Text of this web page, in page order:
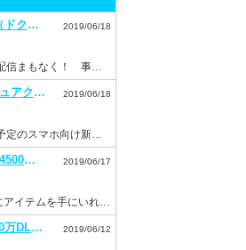
『Dr. Mario World（ドクターマリオ ワールド）』7月10日配信決定！事前登録もスタート！
2019/06/18
『ドクターマリオ ワールド』配信まもなく！ 事前登録を済ませておこう！
次世代スタイリッシュアクション『ハンドレッドソウル』事前登録スタート！ 2019/06/18
HOUND13より2019年夏配信予定のスマホ向け新作ゲーム『ハンドレッドソウル』事前登録開始
『にゃんこ大戦争』4500万DL突破記念イベントを開催。毎日ログインでネコカン20個もらえる！ 2019/06/17
期間中毎日ログインしてお得にアイテムを手にいれよう！
『リネージュM』100万DL突破を記念して“ドラゴンのサファイア”などを配布。新イベント“Versus”も開催！ 2019/06/12